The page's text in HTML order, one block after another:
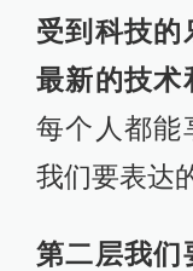
受到科技的
最新的技术
每个人都能
我们要表达
第二层我们